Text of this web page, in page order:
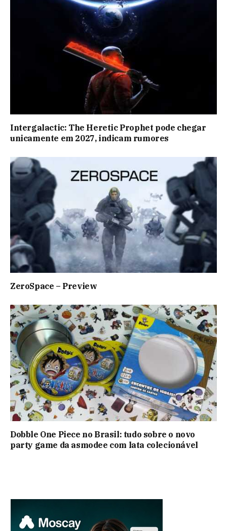
Intergalactic: The Heretic Prophet pode chegar
unicamente em 2027, indicam rumores
ZeroSpace – Preview
Dobble One Piece no Brasil: tudo sobre o novo
party game da asmodee com lata colecionável